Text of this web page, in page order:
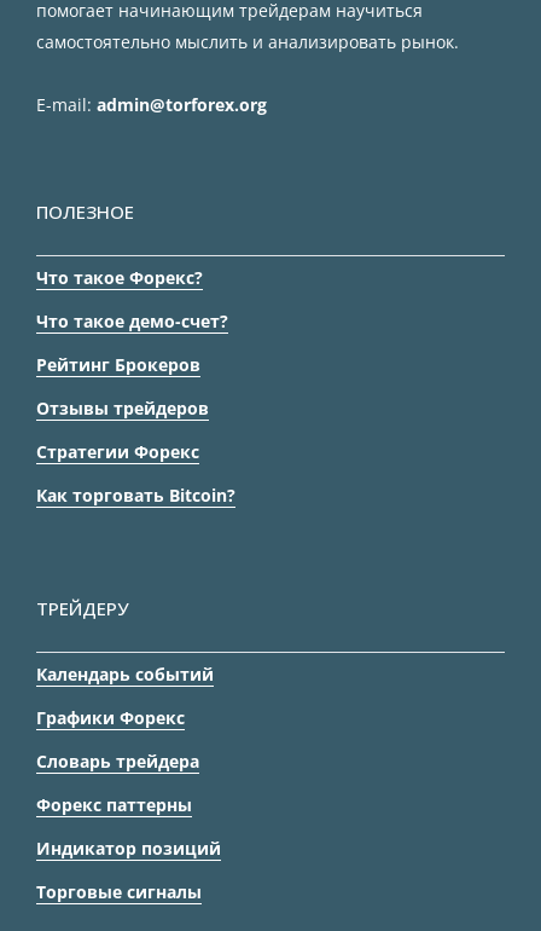
помогает начинающим трейдерам научиться
самостоятельно мыслить и анализировать рынок.
E-mail: admin@torforex.org
ПОЛЕЗНОЕ
Что такое Форекс?
Что такое демо-счет?
Рейтинг Брокеров
Отзывы трейдеров
Стратегии Форекс
Как торговать Bitcoin?
ТРЕЙДЕРУ
Календарь событий
Графики Форекс
Словарь трейдера
Форекс паттерны
Индикатор позиций
Торговые сигналы